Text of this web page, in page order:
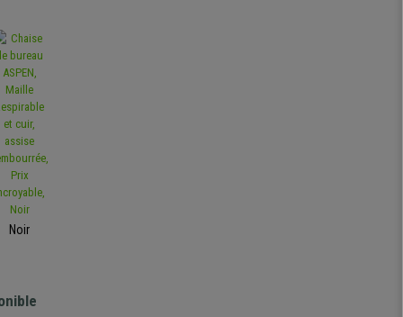
Noir